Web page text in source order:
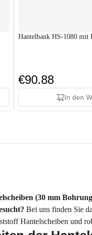
Hantelbank HS-1080 mit
€90.88
In den
(30 mm
Bei uns finden Sie
Hantelscheiben und